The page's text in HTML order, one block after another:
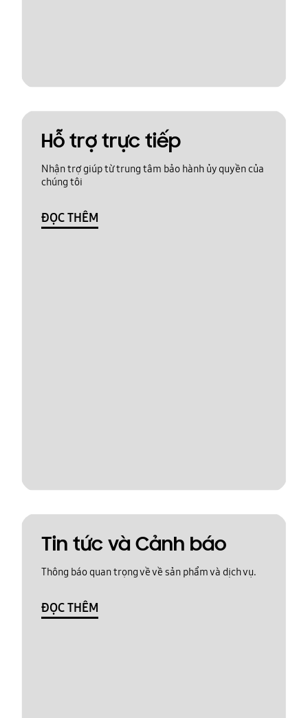
Hỗ trợ trực tiếp
Nhận trợ giúp từ trung tâm bảo hành ủy quyền của
chúng tôi
ĐỌC THÊM
Tin tức và Cảnh báo
Thông báo quan trọng về về sản phẩm và dịch vụ.
ĐỌC THÊM